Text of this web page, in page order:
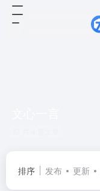
排序 发布 更新